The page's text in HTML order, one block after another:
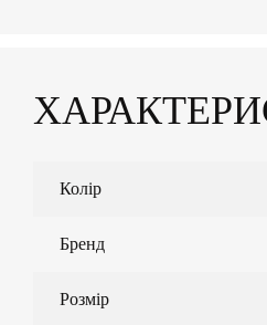
Колір
Бренд
Розмір